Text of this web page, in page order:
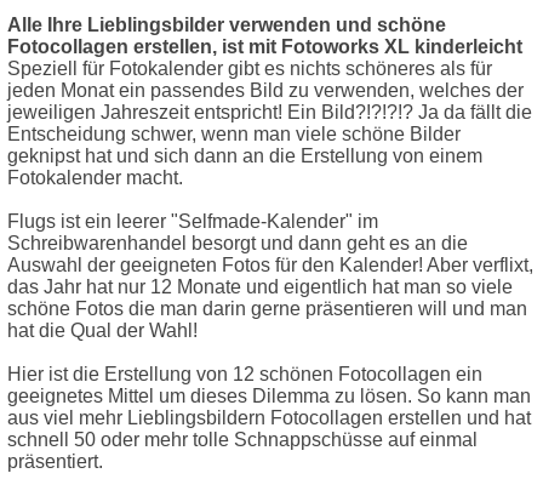
Alle Ihre Lieblingsbilder verwenden und schöne
Fotocollagen erstellen, ist mit Fotoworks XL kinderleicht
Speziell für Fotokalender gibt es nichts schöneres als für
jeden Monat ein passendes Bild zu verwenden, welches der
jeweiligen Jahreszeit entspricht! Ein Bild?!?!?!? Ja da fällt die
Entscheidung schwer, wenn man viele schöne Bilder
geknipst hat und sich dann an die Erstellung von einem
Fotokalender macht.
Flugs ist ein leerer "Selfmade-Kalender" im
Schreibwarenhandel besorgt und dann geht es an die
Auswahl der geeigneten Fotos für den Kalender! Aber verflixt,
das Jahr hat nur 12 Monate und eigentlich hat man so viele
schöne Fotos die man darin gerne präsentieren will und man
hat die Qual der Wahl!
Hier ist die Erstellung von 12 schönen Fotocollagen ein
geeignetes Mittel um dieses Dilemma zu lösen. So kann man
aus viel mehr Lieblingsbildern Fotocollagen erstellen und hat
schnell 50 oder mehr tolle Schnappschüsse auf einmal
präsentiert.